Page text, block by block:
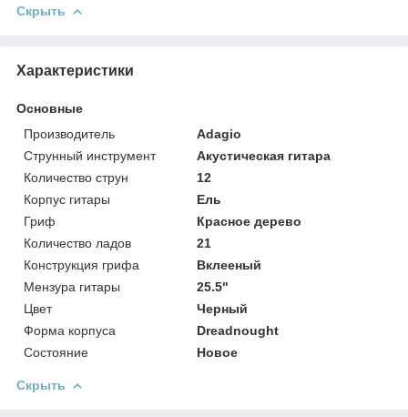
Скрыть
Характеристики
Основные
Производитель
Adagio
Струнный инструмент
Акустическая гитара
Количество струн
12
Корпус гитары
Ель
Гриф
Красное дерево
Количество ладов
21
Конструкция грифа
Вклееный
Мензура гитары
25.5"
Цвет
Черный
Форма корпуса
Dreadnought
Состояние
Новое
Скрыть